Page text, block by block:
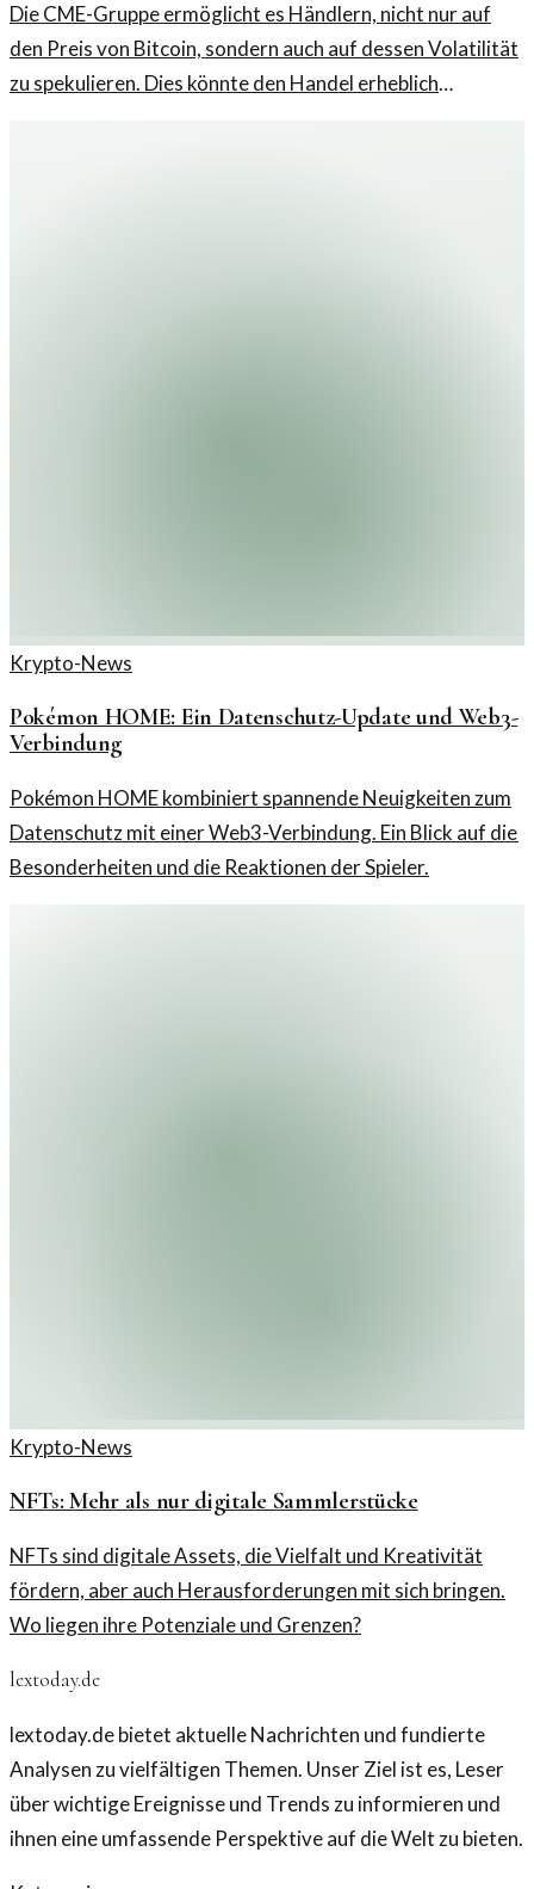
Die CME-Gruppe ermöglicht es Händlern, nicht nur auf
den Preis von Bitcoin, sondern auch auf dessen Volatilität
zu spekulieren. Dies könnte den Handel erheblich
Krypto-News
Pokémon HOME: Ein Datenschutz-Update und Web3-
Verbindung
Pokémon HOME kombiniert spannende Neuigkeiten zum
Datenschutz mit einer Web3-Verbindung. Ein Blick auf die
Besonderheiten und die Reaktionen der Spieler.
Krypto-News
NFTs: Mehr als nur digitale Sammlerstücke
NFTs sind digitale Assets, die Vielfalt und Kreativität
fördern, aber auch Herausforderungen mit sich bringen.
Wo liegen ihre Potenziale und Grenzen?
lextoday.de
lextoday.de bietet aktuelle Nachrichten und fundierte
Analysen zu vielfältigen Themen. Unser Ziel ist es, Leser
über wichtige Ereignisse und Trends zu informieren und
ihnen eine umfassende Perspektive auf die Welt zu bieten.